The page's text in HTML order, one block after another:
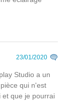
23/01/2020
Studio a un
qui n'est
et que je pourrai